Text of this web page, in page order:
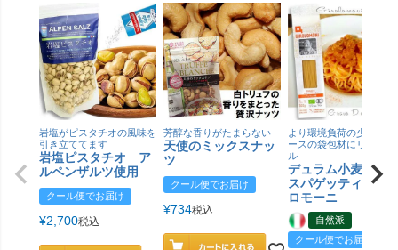
岩塩がピスタチオの風味を
引き立ててます
岩塩ピスタチオ ア
ルペンザルツ使用
クール便でお届け
¥2,700税込
芳醇な香りがたまらない
天使のミックスナッ
ツ
クール便でお届け
¥734税込
より環境負荷の少ない紙
ースの袋包材にリニュー
ル
デュラム小麦 有
スパゲッティ／ジ
ロモーニ
自然派
クール便でお届け